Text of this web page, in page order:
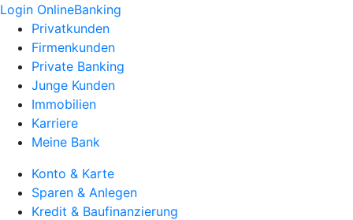
Login OnlineBanking
Privatkunden
Firmenkunden
Private Banking
Junge Kunden
Immobilien
Karriere
Meine Bank
Konto & Karte
Sparen & Anlegen
Kredit & Baufinanzierung